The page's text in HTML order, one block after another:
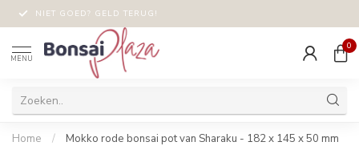
NIET GOED? GELD TERUG!
MENU
0
Home / Mokko rode bonsai pot van Sharaku - 182 x 145 x 50 mm